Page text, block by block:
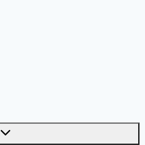
Toggle